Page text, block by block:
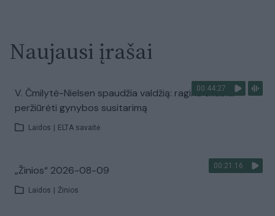
Naujausi įrašai
00:44:27
V. Čmilytė-Nielsen spaudžia valdžią: ragina skubiai
peržiūrėti gynybos susitarimą
Laidos ELTA savaitė
00:21:16
„Žinios“ 2026-08-09
Laidos Žinios